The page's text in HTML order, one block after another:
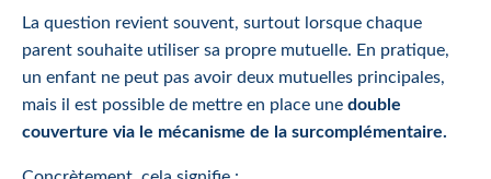
La question revient souvent, surtout lorsque chaque
parent souhaite utiliser sa propre mutuelle. En pratique,
un enfant ne peut pas avoir deux mutuelles principales,
mais il est possible de mettre en place une double
couverture via le mécanisme de la surcomplémentaire.